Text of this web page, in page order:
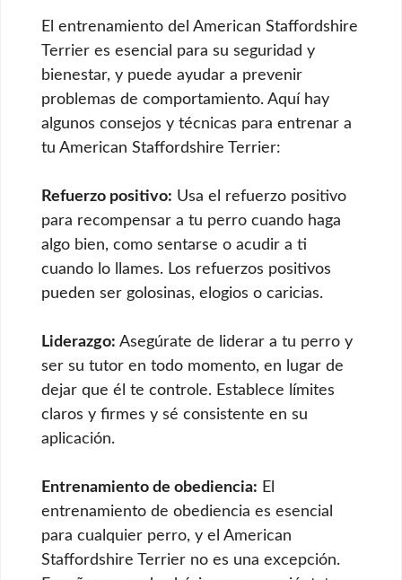
El entrenamiento del American Staffordshire
Terrier es esencial para su seguridad y
bienestar, y puede ayudar a prevenir
problemas de comportamiento. Aquí hay
algunos consejos y técnicas para entrenar a
tu American Staffordshire Terrier:
Refuerzo positivo: Usa el refuerzo positivo
para recompensar a tu perro cuando haga
algo bien, como sentarse o acudir a ti
cuando lo llames. Los refuerzos positivos
pueden ser golosinas, elogios o caricias.
Liderazgo: Asegúrate de liderar a tu perro y
ser su tutor en todo momento, en lugar de
dejar que él te controle. Establece límites
claros y firmes y sé consistente en su
aplicación.
Entrenamiento de obediencia: El
entrenamiento de obediencia es esencial
para cualquier perro, y el American
Staffordshire Terrier no es una excepción.